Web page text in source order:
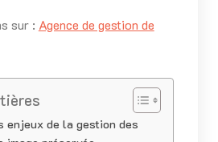
sur : Agence de gestion de
enjeux de la gestion des